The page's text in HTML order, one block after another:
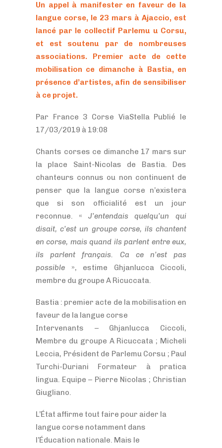
Un appel à manifester en faveur de la
langue corse, le 23 mars à Ajaccio, est
lancé par le collectif Parlemu u Corsu,
et est soutenu par de nombreuses
associations. Premier acte de cette
mobilisation ce dimanche à Bastia, en
présence d’artistes, afin de sensibiliser
à ce projet.
Par France 3 Corse ViaStella Publié le
17/03/2019 à 19:08
Chants corses ce dimanche 17 mars sur
la place Saint-Nicolas de Bastia. Des
chanteurs connus ou non continuent de
penser que la langue corse n’existera
que si son officialité est un jour
reconnue. « J’entendais quelqu’un qui
disait, c’est un groupe corse, ils chantent
en corse, mais quand ils parlent entre eux,
ils parlent français. Ca ce n’est pas
possible », estime Ghjanlucca Ciccoli,
membre du groupe A Ricuccata.
Bastia : premier acte de la mobilisation en
faveur de la langue corse
Intervenants – Ghjanlucca Ciccoli,
Membre du groupe A Ricuccata ; Micheli
Leccia, Président de Parlemu Corsu ; Paul
Turchi-Duriani Formateur à pratica
lingua. Equipe – Pierre Nicolas ; Christian
Giugliano.
L’État affirme tout faire pour aider la
langue corse notamment dans
l’Éducation nationale. Mais le